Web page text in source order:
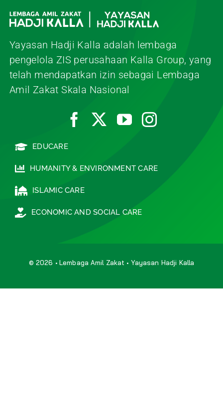
Yayasan Hadji Kalla adalah lembaga
pengelola ZIS perusahaan Kalla Group, yang
telah mendapatkan izin sebagai Lembaga
Amil Zakat Skala Nasional
EDUCARE
HUMANITY & ENVIRONMENT CARE
ISLAMIC CARE
ECONOMIC AND SOCIAL CARE
© 2026 • Lembaga Amil Zakat • Yayasan Hadji Kalla